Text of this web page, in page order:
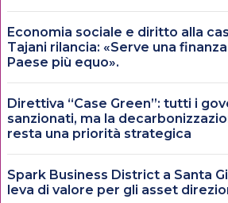
Economia sociale e diritto alla
Tajani rilancia: «Serve una
Paese più equo».
Direttiva “Case Green”: tutti i
sanzionati, ma la
resta una priorità strategica
Spark Business District a Santa
leva di valore per gli asset